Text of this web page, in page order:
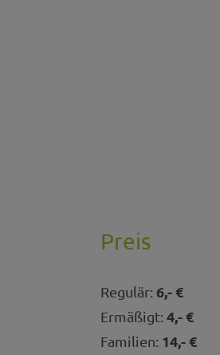
Preis
Regulär: 6,- €
Ermäßigt: 4,- €
Familien: 14,- €